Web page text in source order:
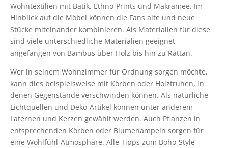
Wohntextilien mit Batik, Ethno-Prints und Makramee. Im
Hinblick auf die Möbel können die Fans alte und neue
Stücke miteinander kombinieren. Als Materialien für diese
sind viele unterschiedliche Materialien geeignet –
angefangen von Bambus über Holz bis hin zu Rattan.
Wer in seinem Wohnzimmer für Ordnung sorgen möchte,
kann dies beispielsweise mit Körben oder Holztruhen, in
denen Gegenstände verschwinden können. Als natürliche
Lichtquellen und Deko-Artikel können unter anderem
Laternen und Kerzen gewählt werden. Auch Pflanzen in
entsprechenden Körben oder Blumenampeln sorgen für
eine Wohlfühl-Atmosphäre. Alle Tipps zum Boho-Style